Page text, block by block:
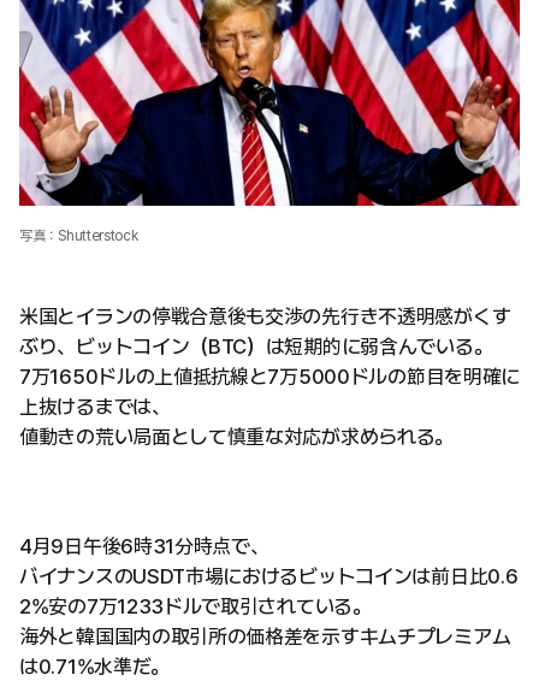
写真：Shutterstock
米国とイランの停戦合意後も交渉の先行き不透明感がくす
ぶり、ビットコイン（BTC）は短期的に弱含んでいる。
7万1650ドルの上値抵抗線と7万5000ドルの節目を明確に
上抜けるまでは、
値動きの荒い局面として慎重な対応が求められる。
4月9日午後6時31分時点で、
バイナンスのUSDT市場におけるビットコインは前日比0.6
2%安の7万1233ドルで取引されている。
海外と韓国国内の取引所の価格差を示すキムチプレミアム
は0.71%水準だ。